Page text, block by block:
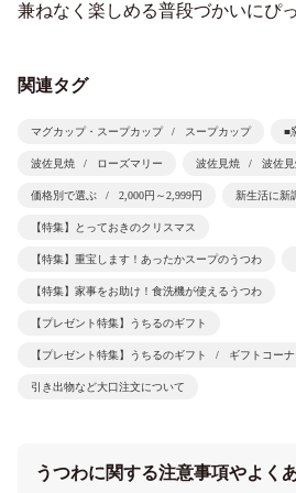
兼ねなく楽しめる普段づかいにぴ
関連タグ
マグカップ・スープカップ スープカップ ■
波佐見焼 ローズマリー 波佐見焼 波佐
価格別で選ぶ 2,000円～2,999円 新生活に新
【特集】とっておきのクリスマス
【特集】重宝します！あったかスープのうつわ
【特集】家事をお助け！食洗機が使えるうつわ
【プレゼント特集】うちるのギフト
【プレゼント特集】うちるのギフト ギフトコー
引き出物など大口注文について
うつわに関する注意事項やよく